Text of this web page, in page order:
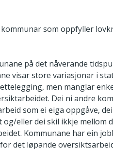
som oppfyller
på det nåverande
visar store variasjonar i
men manglar
Dei ni andre
som ei eiga oppgåve,
eller dei skil ikkje mellom
Kommunane har ein
det løpande